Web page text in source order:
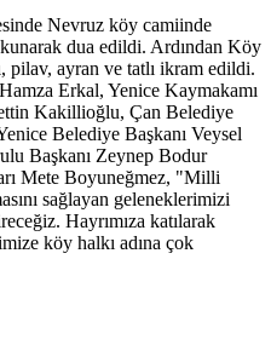
Nevruz köy camiinde
dua edildi. Ardından Köy
pilav, ayran ve tatlı ikram edildi.
Erkal, Yenice Kaymakamı
Kakillioğlu, Çan Belediye
Belediye Başkanı Veysel
Başkanı Zeynep Bodur
Mete Boyuneğmez, "Milli
sağlayan geleneklerimizi
Hayrımıza katılarak
köy halkı adına çok